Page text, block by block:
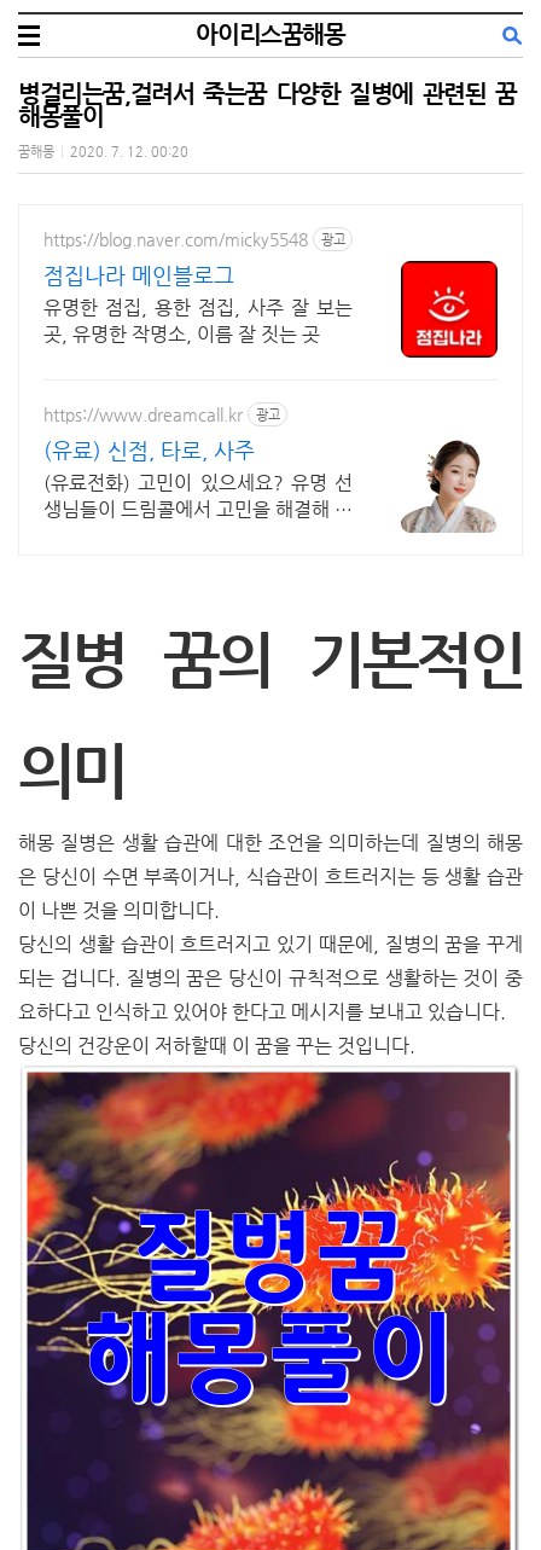
아이리스꿈해몽
병걸리는꿈,걸려서 죽는꿈 다양한 질병에 관련된 꿈
해몽풀이
꿈해몽 2020. 7. 12. 00:20
https://blog.naver.com/micky5548 광고
점집나라 메인블로그
유명한 점집, 용한 점집, 사주 잘 보는
곳, 유명한 작명소, 이름 잘 짓는 곳
https://www.dreamcall.kr 광고
(유료) 신점, 타로, 사주
(유료전화) 고민이 있으세요? 유명 선
생님들이 드림콜에서 고민을 해결해 드
질병 꿈의 기본적인
의미
해몽 질병은 생활 습관에 대한 조언을 의미하는데 질병의 해몽
은 당신이 수면 부족이거나, 식습관이 흐트러지는 등 생활 습관
이 나쁜 것을 의미합니다.
당신의 생활 습관이 흐트러지고 있기 때문에, 질병의 꿈을 꾸게
되는 겁니다. 질병의 꿈은 당신이 규칙적으로 생활하는 것이 중
요하다고 인식하고 있어야 한다고 메시지를 보내고 있습니다.
당신의 건강운이 저하할때 이 꿈을 꾸는 것입니다.